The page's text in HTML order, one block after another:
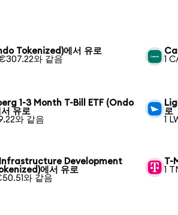
Tokenized)에서 유로
와 같음
1
1-3 Month T-Bill ETF (Ondo
유로
와 같음
로
1
Infrastructure Development
에서 유로
와 같음
T-
1